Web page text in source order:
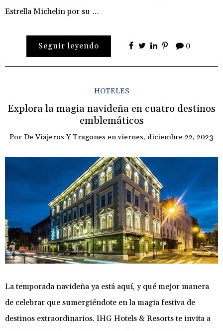
Estrella Michelin por su …
Seguir leyendo 0
HOTELES
Explora la magia navideña en cuatro destinos
emblemáticos
Por De Viajeros Y Tragones enviernes, diciembre 22, 2023
La temporada navideña ya está aquí, y qué mejor manera
de celebrar que sumergiéndote en la magia festiva de
destinos extraordinarios. IHG Hotels & Resorts te invita a